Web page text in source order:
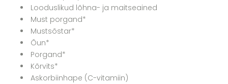
Looduslikud lõhna- ja maitseained
Must porgand*
Mustsõstar*
Õun*
Porgand*
Kõrvits*
Askorbiinhape (C-vitamiin)